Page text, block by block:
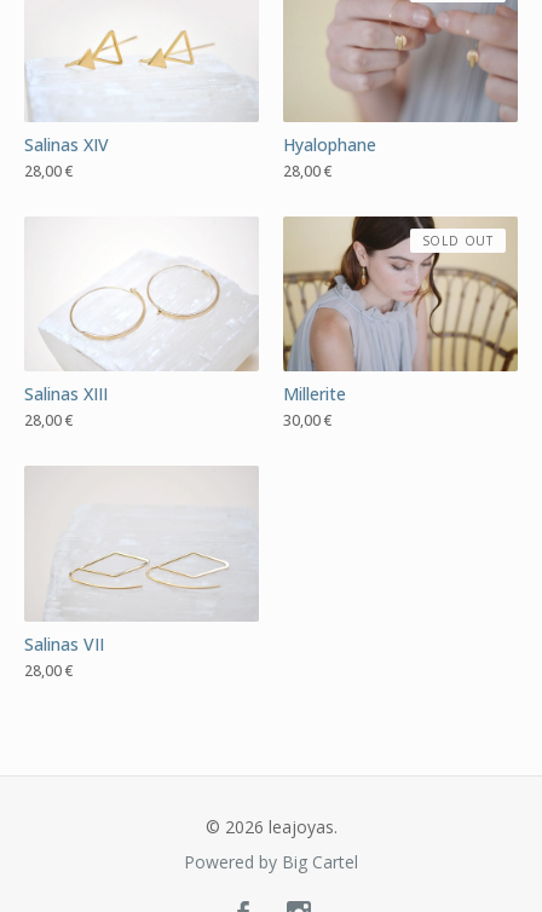
Salinas XIV
28,00€
Hyalophane
28,00€
Salinas XIII
28,00€
Millerite
30,00€
SOLD OUT
Salinas VII
28,00€
© 2026 leajoyas.
Powered by Big Cartel